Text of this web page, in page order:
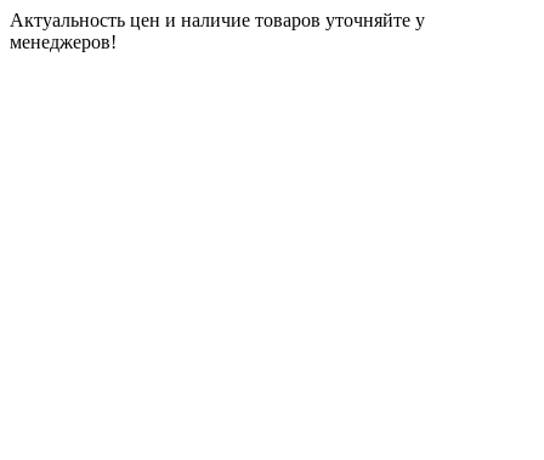
Актуальность цен и наличие товаров уточняйте у
менеджеров!